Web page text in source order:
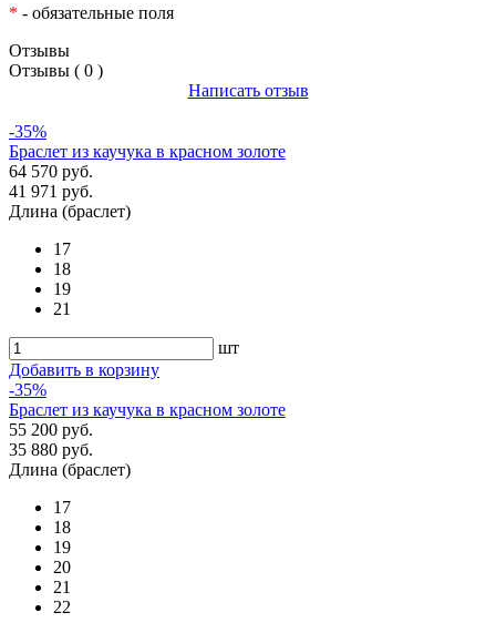
* - обязательные поля
Отзывы
Отзывы ( 0 )
Написать отзыв
-35%
Браслет из каучука в красном золоте
64 570 руб.
41 971 руб.
Длина (браслет)
17
18
19
21
шт
Добавить в корзину
-35%
Браслет из каучука в красном золоте
55 200 руб.
35 880 руб.
Длина (браслет)
17
18
19
20
21
22